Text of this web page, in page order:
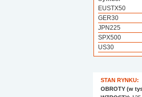
EUSTX50
GER30
JPN225
SPX500
US30
STAN RYNKU:
OBROTY (w